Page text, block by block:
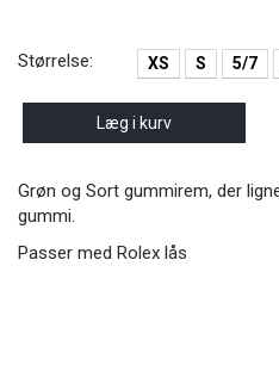
Størrelse: XS S 5/7
Læg i kurv
Grøn og Sort gummirem, der
gummi.
Passer med Rolex lås